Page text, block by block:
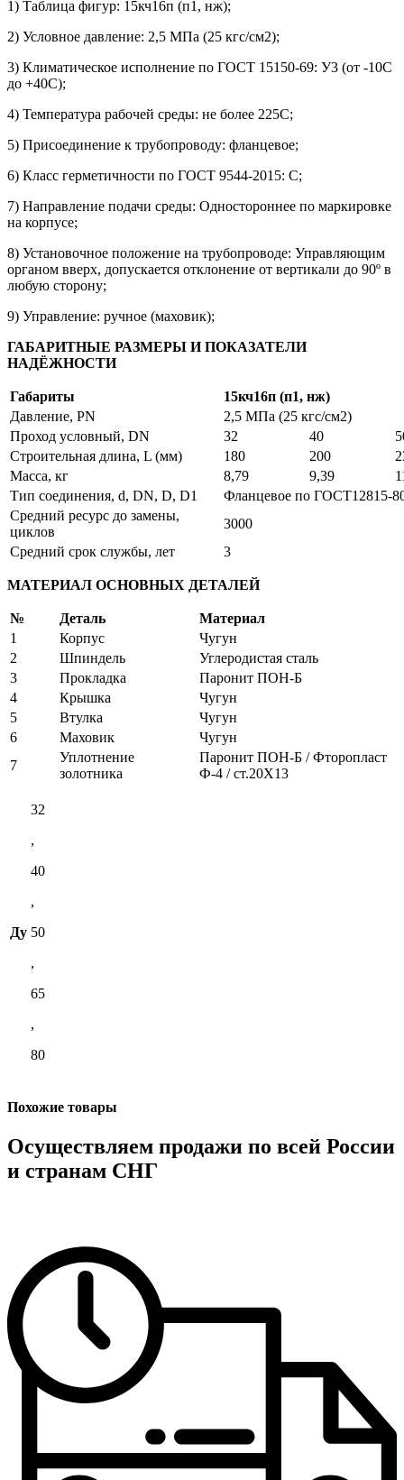
1) Таблица фигур: 15кч16п (п1, нж);
2) Условное давление: 2,5 МПа (25 кгс/см2);
3) Климатическое исполнение по ГОСТ 15150-69: У3 (от -10С
до +40С);
4) Температура рабочей среды: не более 225С;
5) Присоединение к трубопроводу: фланцевое;
6) Класс герметичности по ГОСТ 9544-2015: С;
7) Направление подачи среды: Одностороннее по маркировке
на корпусе;
8) Установочное положение на трубопроводе: Управляющим
органом вверх, допускается отклонение от вертикали до 90º в
любую сторону;
9) Управление: ручное (маховик);
ГАБАРИТНЫЕ РАЗМЕРЫ И ПОКАЗАТЕЛИ
НАДЁЖНОСТИ
Габариты
15кч16п (п1, нж)
Давление, PN
2,5 МПа (25 кгс/см2)
Проход условный, DN
32 40
Строительная длина, L (мм)
180 200
Масса, кг
8,79 9,39
Тип соединения, d, DN, D, D1
Фланцевое по ГОСТ12815-
Средний ресурс до замены,
циклов
3000
Средний срок службы, лет
3
МАТЕРИАЛ ОСНОВНЫХ ДЕТАЛЕЙ
№ Деталь
Материал
1
Корпус
Чугун
2
Шпиндель
Углеродистая сталь
3
Прокладка
Паронит ПОН-Б
4
Крышка
Чугун
5
Втулка
Чугун
6
Маховик
Чугун
7
Уплотнение
золотника
Паронит ПОН-Б / Фторопласт
Ф-4 / ст.20Х13
Ду
32
,
40
,
50
,
65
,
80
Похожие товары
Осуществляем продажи по всей России
и странам СНГ